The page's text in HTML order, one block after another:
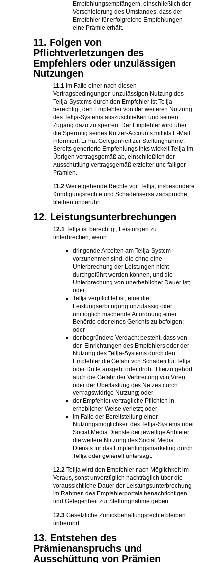
Empfehlungsempfängern, einschließlich der
Verschleierung des Umstandes, dass der
Empfehler für erfolgreiche Empfehlungen
eine Prämie erhält.
11. Folgen von
Pflichtverletzungen des
Empfehlers oder unzulässigen
Nutzungen
11.1 Im Falle einer nach diesen
Vertragsbedingungen unzulässigen Nutzung des
Tellja-Systems durch den Empfehler ist Tellja
berechtigt, den Empfehler von der weiteren Nutzung
des Tellja-Systems auszuschließen und seinen
Zugang dazu zu sperren. Der Empfehler wird über
die Sperrung seines Nutzer-Accounts mittels E-Mail
informiert. Er hat Gelegenheit zur Stellungnahme.
Bereits generierte Empfehlungslinks wickelt Tellja im
Übrigen vertragsgemäß ab, einschließlich der
Ausschüttung vertragsgemäß erzielter und fälliger
Prämien.
11.2 Weitergehende Rechte von Tellja, insbesondere
Kündigungsrechte und Schadensersatzansprüche,
bleiben unberührt.
12. Leistungsunterbrechungen
12.1 Tellja ist berechtigt, Leistungen zu
unterbrechen, wenn
dringende Arbeiten am Tellja-System
vorzunehmen sind, die ohne eine
Unterbrechung der Leistungen nicht
durchgeführt werden können, und die
Unterbrechung von unerheblicher Dauer ist;
oder
Tellja verpflichtet ist, eine die
Leistungserbringung unzulässig oder
unmöglich machende Anordnung einer
Behörde oder eines Gerichts zu befolgen;
oder
der begründete Verdacht besteht, dass von
den Einrichtungen des Empfehlers oder der
Nutzung des Tellja-Systems durch den
Empfehler die Gefahr von Schäden für Tellja
oder Dritte ausgeht oder droht. Hierzu gehört
auch die Gefahr der Verbreitung von Viren
oder der Überlastung des Netzes durch
vertragswidrige Nutzung; oder
der Empfehler vertragliche Pflichten in
erheblicher Weise verletzt; oder
im Falle der Bereitstellung einer
Nutzungsmöglichkeit des Tellja-Systems über
Social Media Dienste der jeweilige Anbieter
die weitere Nutzung des Social Media
Diensts für das Empfehlungsmarketing durch
Tellja oder generell untersagt.
12.2 Tellja wird den Empfehler nach Möglichkeit im
Voraus, sonst unverzüglich nachträglich über die
voraussichtliche Dauer der Leistungsunterbrechung
im Rahmen des Empfehlerportals benachrichtigen
und Gelegenheit zur Stellungnahme geben.
12.3 Gesetzliche Zurückbehaltungsrechte bleiben
unberührt.
13. Entstehen des
Prämienanspruchs und
Ausschüttung von Prämien